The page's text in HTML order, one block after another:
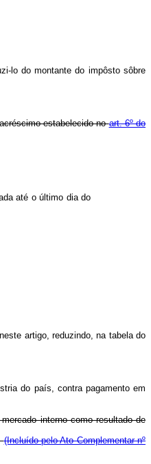
lo do montante do impôsto sôbre
estabelecido noart. 6º do
até o último dia do
artigo, reduzindo, na tabela do
do país, contra pagamento em
interno como resultado de
(Incluído pelo Ato Complementar nº